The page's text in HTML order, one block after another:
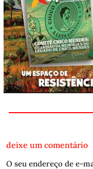
deixe um comentário
O seu endereço de e-